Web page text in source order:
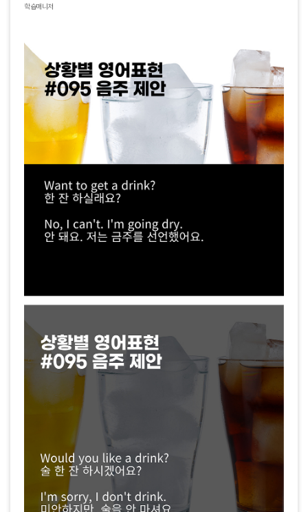
학습매니저